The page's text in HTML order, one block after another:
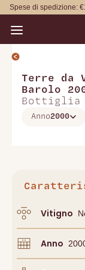
Spese di spedizione:
Terre da
Barolo
Bottiglia
Anno2000
Vitigno
Anno